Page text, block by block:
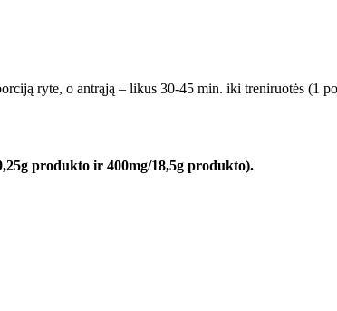
ryte, o antrąją – likus 30-45 min. iki treniruotės (1
produkto ir 400mg/18,5g produkto).